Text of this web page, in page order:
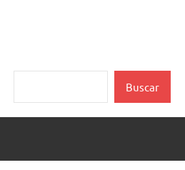
Buscar